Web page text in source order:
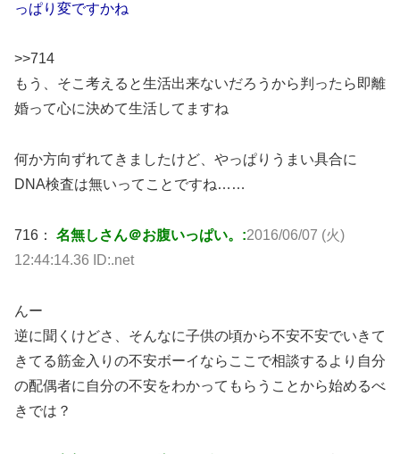
っぱり変ですかね
>>714
もう、そこ考えると生活出来ないだろうから判ったら即離
婚って心に決めて生活してますね
何か方向ずれてきましたけど、やっぱりうまい具合に
DNA検査は無いってことですね……
716： 名無しさん＠お腹いっぱい。:2016/06/07 (火)
12:44:14.36 ID:.net
んー
逆に聞くけどさ、そんなに子供の頃から不安不安でいきて
きてる筋金入りの不安ボーイならここで相談するより自分
の配偶者に自分の不安をわかってもらうことから始めるべ
きでは？